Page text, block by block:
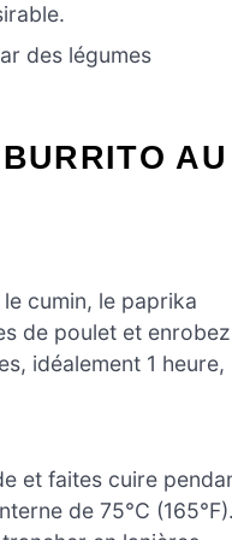
des légumes
AU
cumin, le paprika
de poulet et
idéalement 1 heure,
et faites cuire
de 75°C (165°F).